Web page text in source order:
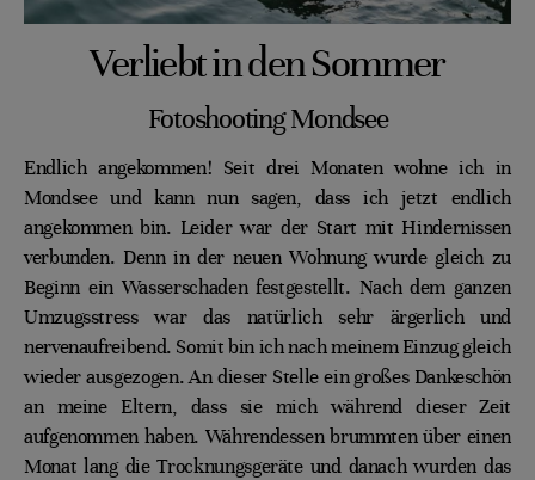
Verliebt in den Sommer
Fotoshooting Mondsee
Endlich angekommen! Seit drei Monaten wohne ich in
Mondsee und kann nun sagen, dass ich jetzt endlich
angekommen bin. Leider war der Start mit Hindernissen
verbunden. Denn in der neuen Wohnung wurde gleich zu
Beginn ein Wasserschaden festgestellt. Nach dem ganzen
Umzugsstress war das natürlich sehr ärgerlich und
nervenaufreibend. Somit bin ich nach meinem Einzug gleich
wieder ausgezogen. An dieser Stelle ein großes Dankeschön
an meine Eltern, dass sie mich während dieser Zeit
aufgenommen haben. Währendessen brummten über einen
Monat lang die Trocknungsgeräte und danach wurden das